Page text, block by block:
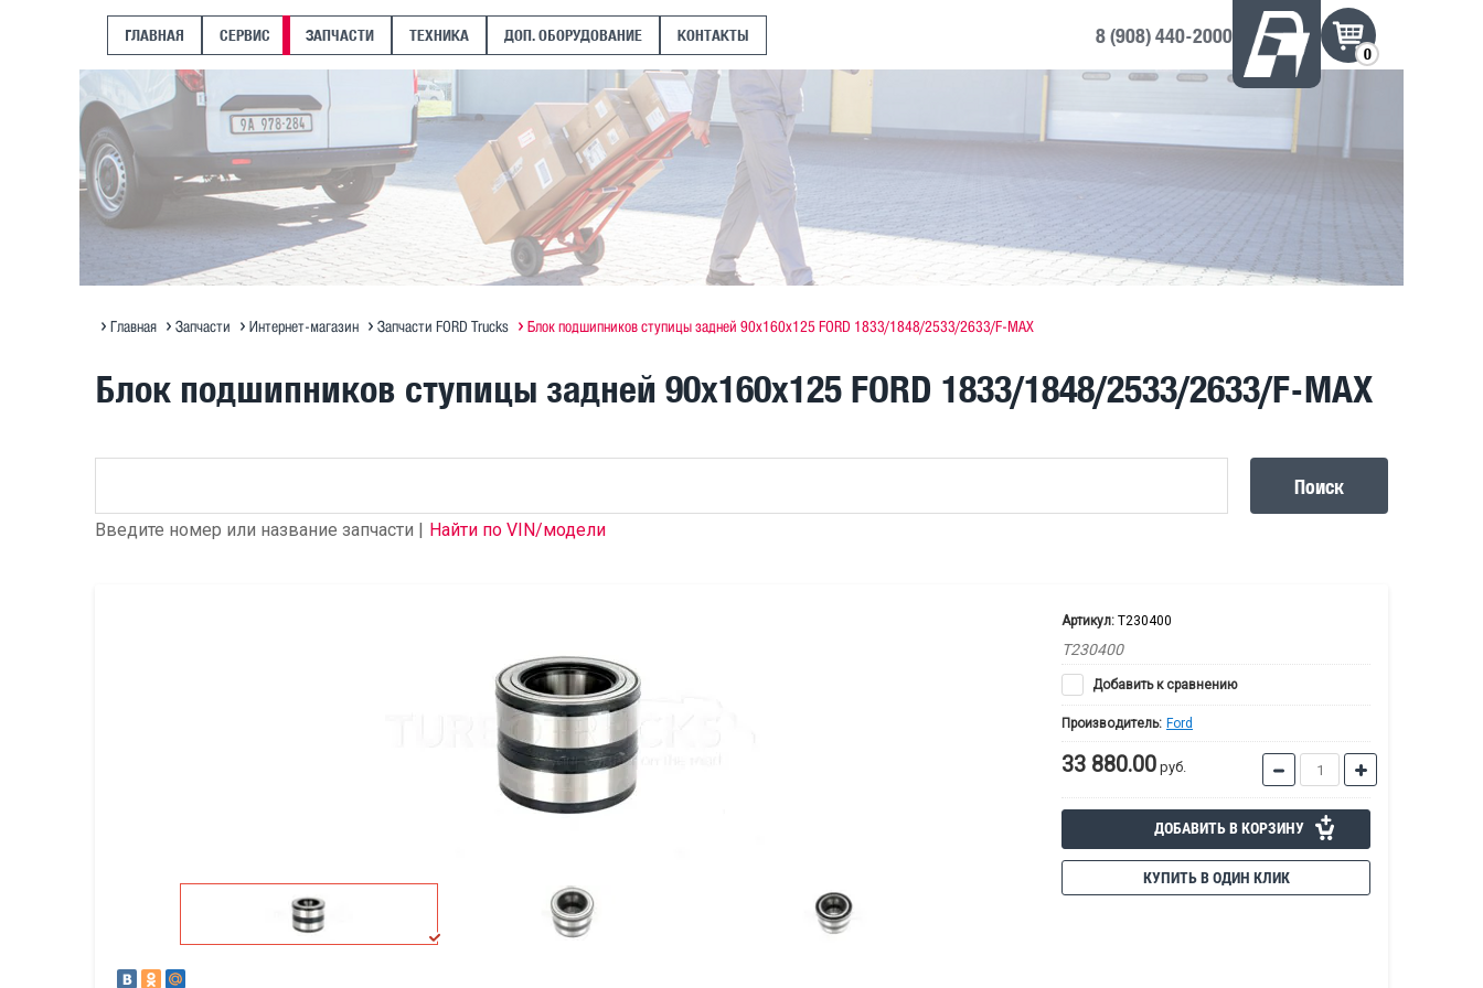
ГЛАВНАЯ СЕРВИС ЗАПЧАСТИ ТЕХНИКА ДОП. ОБОРУДОВАНИЕ КОНТАКТЫ 8 (908) 440-2000
0
Главная Запчасти Интернет-магазин Запчасти FORD Trucks Блок подшипников ступицы задней 90x160x125 FORD 1833/1848/2533/2633/F-MAX
Блок подшипников ступицы задней 90x160x125 FORD 1833/1848/2533/2633/F-MAX
Поиск
Введите номер или название запчасти | Найти по VIN/модели
Артикул: T230400
T230400
Добавить к сравнению
Производитель: Ford
33 880.00 руб.
ДОБАВИТЬ В КОРЗИНУ
КУПИТЬ В ОДИН КЛИК